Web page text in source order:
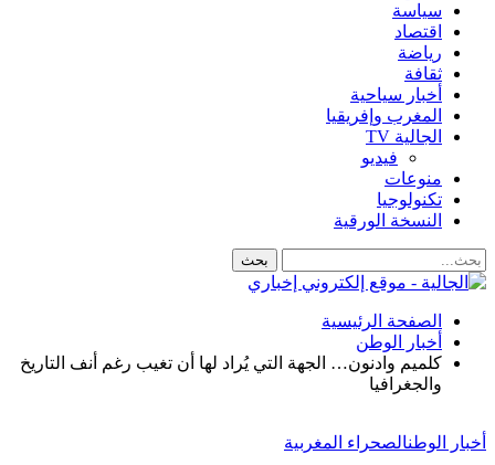
سياسة
اقتصاد
رياضة
ثقافة
أخبار سياحية
المغرب وإفريقيا
الجالية TV
فيديو
منوعات
تكنولوجيا
النسخة الورقية
الصفحة الرئيسية
أخبار الوطن
كلميم وادنون… الجهة التي يُراد لها أن تغيب رغم أنف التاريخ
والجغرافيا
أخبار الوطنالصحراء المغربية